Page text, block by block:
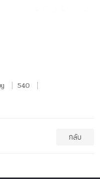
540
กลับ